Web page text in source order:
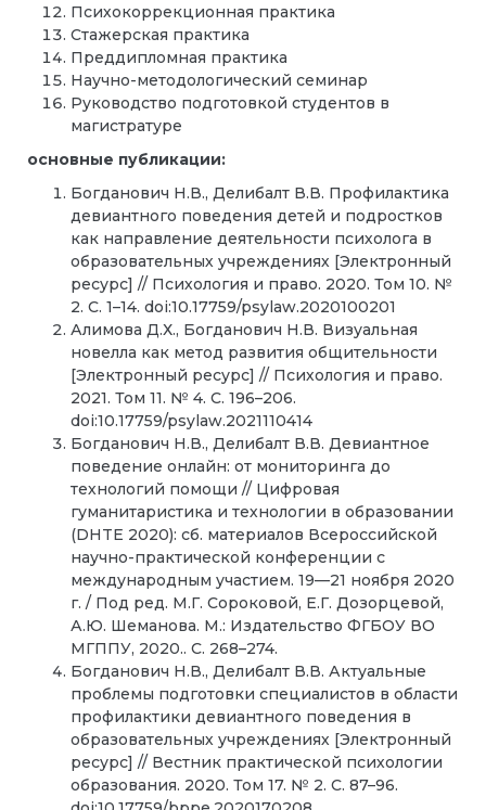
Психокоррекционная практика
Cтажерская практика
Преддипломная практика
Научно-методологический семинар
Руководство подготовкой студентов в
магистратуре
основные публикации:
Богданович Н.В., Делибалт В.В. Профилактика
девиантного поведения детей и подростков
как направление деятельности психолога в
образовательных учреждениях [Электронный
ресурс] // Психология и право. 2020. Том 10. №
2. С. 1–14. doi:10.17759/psylaw.2020100201
Алимова Д.Х., Богданович Н.В. Визуальная
новелла как метод развития общительности
[Электронный ресурс] // Психология и право.
2021. Том 11. № 4. С. 196–206.
doi:10.17759/psylaw.2021110414
Богданович Н.В., Делибалт В.В. Девиантное
поведение онлайн: от мониторинга до
технологий помощи // Цифровая
гуманитаристика и технологии в образовании
(DHTE 2020): сб. материалов Всероссийской
научно-практической конференции с
международным участием. 19—21 ноября 2020
г. / Под ред. М.Г. Сороковой, Е.Г. Дозорцевой,
А.Ю. Шеманова. М.: Издательство ФГБОУ ВО
МГППУ, 2020.. С. 268–274.
Богданович Н.В., Делибалт В.В. Актуальные
проблемы подготовки специалистов в области
профилактики девиантного поведения в
образовательных учреждениях [Электронный
ресурс] // Вестник практической психологии
образования. 2020. Том 17. № 2. С. 87–96.